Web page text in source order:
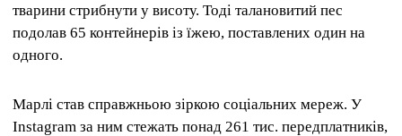
тварини стрибнути у висоту. Тоді талановитий пес
подолав 65 контейнерів із їжею, поставлених один на
одного.
Марлі став справжньою зіркою соціальних мереж. У
Instagram за ним стежать понад 261 тис. передплатників,